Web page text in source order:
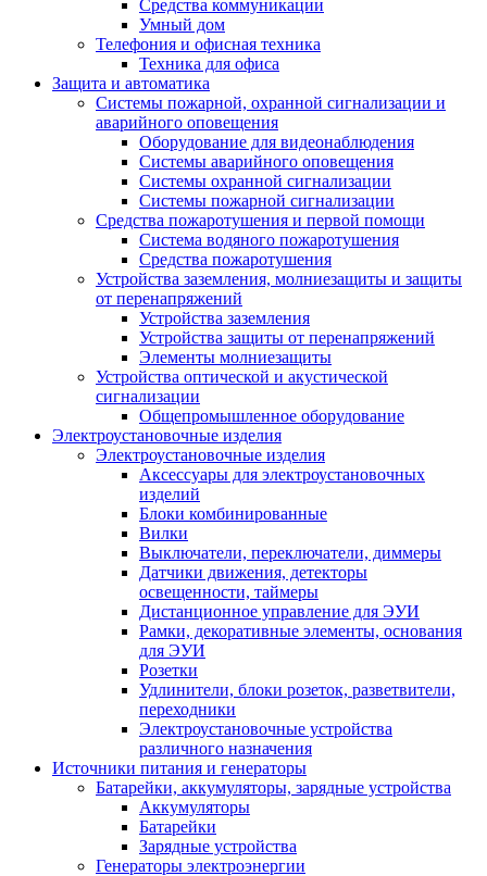
Средства коммуникации
Умный дом
Телефония и офисная техника
Техника для офиса
Защита и автоматика
Системы пожарной, охранной сигнализации и
аварийного оповещения
Оборудование для видеонаблюдения
Системы аварийного оповещения
Системы охранной сигнализации
Системы пожарной сигнализации
Средства пожаротушения и первой помощи
Система водяного пожаротушения
Средства пожаротушения
Устройства заземления, молниезащиты и защиты
от перенапряжений
Устройства заземления
Устройства защиты от перенапряжений
Элементы молниезащиты
Устройства оптической и акустической
сигнализации
Общепромышленное оборудование
Электроустановочные изделия
Электроустановочные изделия
Аксессуары для электроустановочных
изделий
Блоки комбинированные
Вилки
Выключатели, переключатели, диммеры
Датчики движения, детекторы
освещенности, таймеры
Дистанционное управление для ЭУИ
Рамки, декоративные элементы, основания
для ЭУИ
Розетки
Удлинители, блоки розеток, разветвители,
переходники
Электроустановочные устройства
различного назначения
Источники питания и генераторы
Батарейки, аккумуляторы, зарядные устройства
Аккумуляторы
Батарейки
Зарядные устройства
Генераторы электроэнергии